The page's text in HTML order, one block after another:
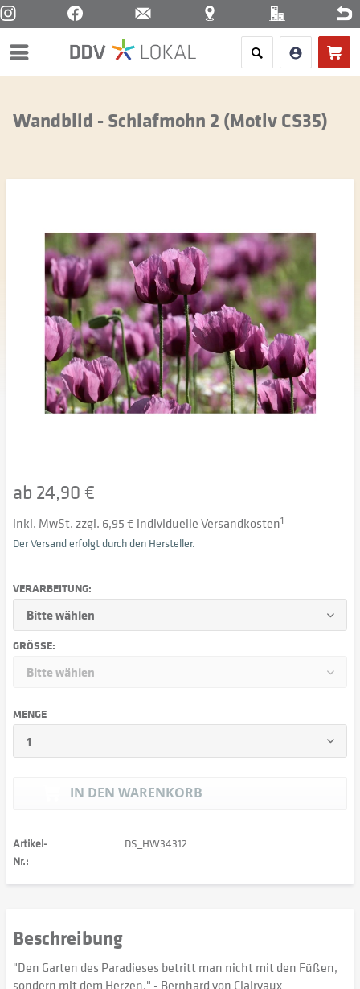
Menü
Wandbild - Schlafmohn 2 (Motiv CS35)
ab 24,90 €
inkl. MwSt. zzgl. 6,95 € individuelle Versandkosten1
Der Versand erfolgt durch den Hersteller.
VERARBEITUNG:
GRÖSSE:
MENGE
IN DEN WARENKORB
Artikel-
Nr.:
DS_HW34312
Beschreibung
"Den Garten des Paradieses betritt man nicht mit den Füßen,
sondern mit dem Herzen." - Bernhard von Clairvaux